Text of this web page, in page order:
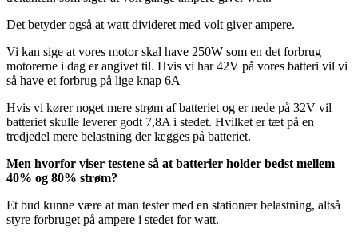
Det betyder også at watt divideret med volt giver ampere.
Vi kan sige at vores motor skal have 250W som en det forbrug
motorerne i dag er angivet til. Hvis vi har 42V på vores batteri vil vi
så have et forbrug på lige knap 6A
Hvis vi kører noget mere strøm af batteriet og er nede på 32V vil
batteriet skulle leverer godt 7,8A i stedet. Hvilket er tæt på en
tredjedel mere belastning der lægges på batteriet.
Men hvorfor viser testene så at batterier holder bedst mellem
40% og 80% strøm?
Et bud kunne være at man tester med en stationær belastning, altså
styre forbruget på ampere i stedet for watt.